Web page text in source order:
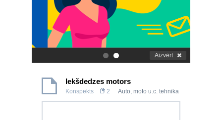
. Aizvērt
Iekšdedzes motors
Konspekts 2 Auto, moto u.c. tehnika